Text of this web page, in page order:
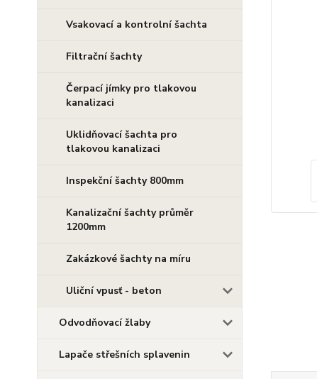
Vsakovací a kontrolní šachta
Filtrační šachty
Čerpací jímky pro tlakovou
kanalizaci
Uklidňovací šachta pro
tlakovou kanalizaci
Inspekční šachty 800mm
Kanalizační šachty průměr
1200mm
Zakázkové šachty na míru
Uliční vpusť - beton
Odvodňovací žlaby
Lapače střešních splavenin